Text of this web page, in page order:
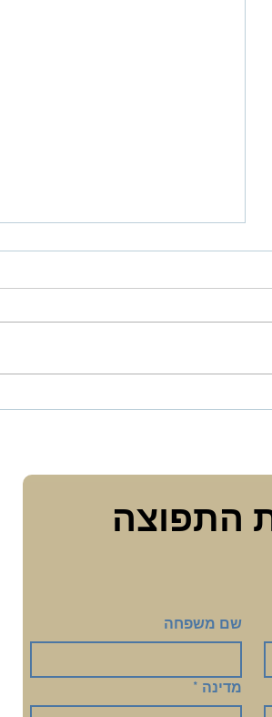
שם משפחה
מדינה *